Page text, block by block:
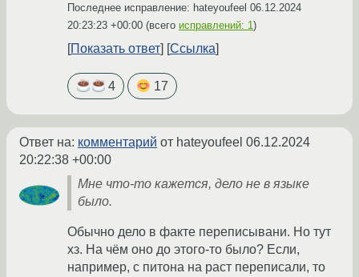
Последнее исправление: hateyoufeel 06.12.2024
20:23:23 +00:00 (всего исправлений: 1)
Показать ответ Ссылка
4 17
Ответ на: комментарий от hateyoufeel 06.12.2024
20:22:38 +00:00
Мне что-то кажется, дело не в языке
было.
Обычно дело в факте переписывани. Но тут
хз. На чём оно до этого-то было? Если,
например, с питона на раст переписали, то